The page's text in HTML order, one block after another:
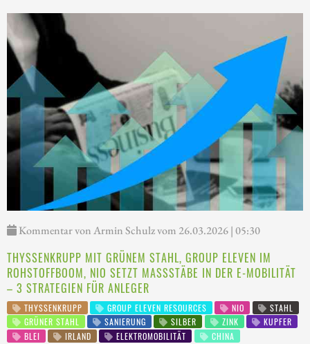
Kommentar von Armin Schulz vom 26.03.2026 | 05:30
THYSSENKRUPP MIT GRÜNEM STAHL, GROUP ELEVEN IM
ROHSTOFFBOOM, NIO SETZT MASSSTÄBE IN DER E-MOBILITÄT –
3 STRATEGIEN FÜR ANLEGER
THYSSENKRUPP GROUP ELEVEN RESOURCES NIO
STAHL
GRÜNER STAHL
SANIERUNG SILBER ZINK
KUPFER
BLEI
IRLAND ELEKTROMOBILITÄT CHINA